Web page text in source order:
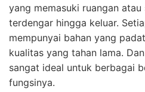
yang memasuki ruangan
terdengar hingga keluar.
mempunyai bahan yang
kualitas yang tahan lama.
sangat ideal untuk berbagai
fungsinya.